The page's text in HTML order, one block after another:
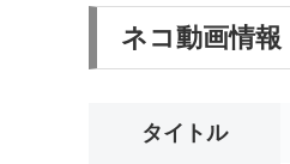
ネコ動画情報
タイトル